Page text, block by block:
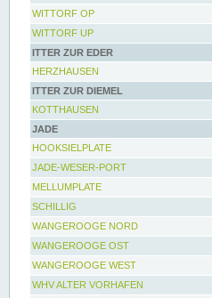
WITTORF OP
WITTORF UP
ITTER ZUR EDER
HERZHAUSEN
ITTER ZUR DIEMEL
KOTTHAUSEN
JADE
HOOKSIELPLATE
JADE-WESER-PORT
MELLUMPLATE
SCHILLIG
WANGEROOGE NORD
WANGEROOGE OST
WANGEROOGE WEST
WHV ALTER VORHAFEN